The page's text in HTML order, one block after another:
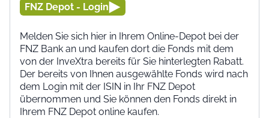
FNZ Depot - Login
Melden Sie sich hier in Ihrem Online-Depot bei der
FNZ Bank an und kaufen dort die Fonds mit dem
von der InveXtra bereits für Sie hinterlegten Rabatt.
Der bereits von Ihnen ausgewählte Fonds wird nach
dem Login mit der ISIN in Ihr FNZ Depot
übernommen und Sie können den Fonds direkt in
Ihrem FNZ Depot online kaufen.